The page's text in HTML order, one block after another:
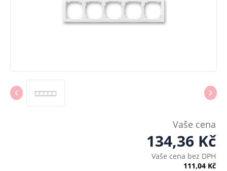
Vaše cena
134,36 Kč
Vaše cena bez DPH
111,04 Kč